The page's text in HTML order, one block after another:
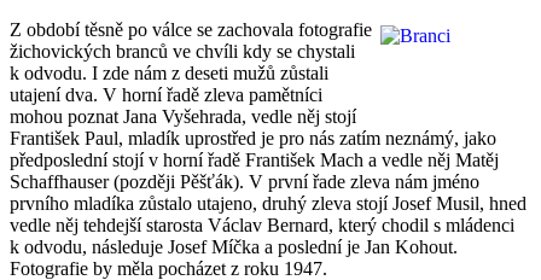
Z období těsně po válce se zachovala fotografie
žichovických branců ve chvíli kdy se chystali
k odvodu. I zde nám z deseti mužů zůstali
utajení dva. V horní řadě zleva pamětníci
mohou poznat Jana Vyšehrada, vedle něj stojí
František Paul, mladík uprostřed je pro nás zatím neznámý, jako
předposlední stojí v horní řadě František Mach a vedle něj Matěj
Schaffhauser (později Pěšťák). V první řade zleva nám jméno
prvního mladíka zůstalo utajeno, druhý zleva stojí Josef Musil, hned
vedle něj tehdejší starosta Václav Bernard, který chodil s mládenci
k odvodu, následuje Josef Míčka a poslední je Jan Kohout.
Fotografie by měla pocházet z roku 1947.